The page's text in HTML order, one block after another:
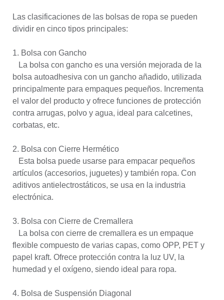
Las clasificaciones de las bolsas de ropa se pueden
dividir en cinco tipos principales:
1. Bolsa con Gancho
La bolsa con gancho es una versión mejorada de la
bolsa autoadhesiva con un gancho añadido, utilizada
principalmente para empaques pequeños. Incrementa
el valor del producto y ofrece funciones de protección
contra arrugas, polvo y agua, ideal para calcetines,
corbatas, etc.
2. Bolsa con Cierre Hermético
Esta bolsa puede usarse para empacar pequeños
artículos (accesorios, juguetes) y también ropa. Con
aditivos antielectrostáticos, se usa en la industria
electrónica.
3. Bolsa con Cierre de Cremallera
La bolsa con cierre de cremallera es un empaque
flexible compuesto de varias capas, como OPP, PET y
papel kraft. Ofrece protección contra la luz UV, la
humedad y el oxígeno, siendo ideal para ropa.
4. Bolsa de Suspensión Diagonal